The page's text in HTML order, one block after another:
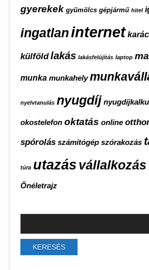
gyerekek gyümölcs gépjármű hitel
ingatlaninternet
külföld lakás lakásfelújítás laptop
munka munkahely
nyelvtanulás nyugdíj
okostelefon oktatás online
spórolás számítógép szórakozás
túra utazás vállalkozás
Önéletrajz